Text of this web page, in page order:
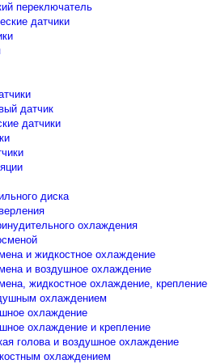
переключатель
датчики
датчик
датчики
диска
охлаждения
и жидкостное охлаждение
и воздушное охлаждение
жидкостное охлаждение, крепление
охлаждением
охлаждение
охлаждение и крепление
голова и воздушное охлаждение
охлаждением